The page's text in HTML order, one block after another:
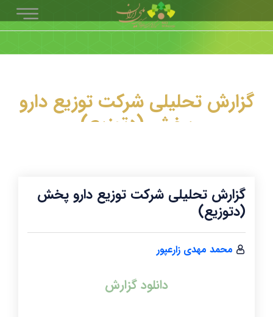
گزارش تحلیلی شرکت توزیع دارو
پخش (دتوزیع)
گزارش تحلیلی شرکت توزیع دارو پخش
(دتوزیع)
محمد مهدی زارعپور
دانلود گزارش